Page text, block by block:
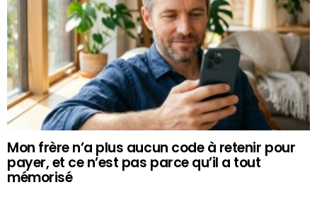
Mon frère n’a plus aucun code à retenir pour
payer, et ce n’est pas parce qu’il a tout
mémorisé